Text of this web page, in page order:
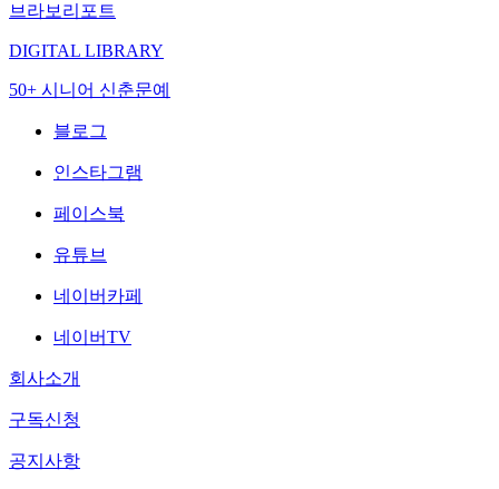
브라보리포트
DIGITAL LIBRARY
50+ 시니어 신춘문예
블로그
인스타그램
페이스북
유튜브
네이버카페
네이버TV
회사소개
구독신청
공지사항